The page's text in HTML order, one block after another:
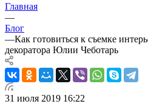
Главная
—
Блог
—Как готовиться к съемке
декоратора Юлии Чеботарь
31 июля 2019 16:22